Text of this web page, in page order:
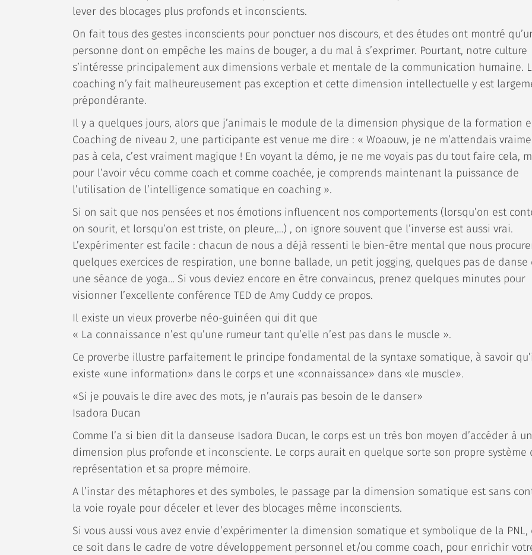
lever des blocages plus profonds et inconscients.
On fait tous des gestes inconscients pour ponctuer nos discours, et des études ont montré
personne dont on empêche les mains de bouger, a du mal à s’exprimer. Pourtant, notre culture
s’intéresse principalement aux dimensions verbale et mentale de la communication humaine.
coaching n’y fait malheureusement pas exception et cette dimension intellectuelle y est
prépondérante.
Il y a quelques jours, alors que j’animais le module de la dimension physique de la formation
Coaching de niveau 2, une participante est venue me dire : « Woaouw, je ne m’attendais
pas à cela, c’est vraiment magique ! En voyant la démo, je ne me voyais pas du tout faire cela,
pour l’avoir vécu comme coach et comme coachée, je comprends maintenant la puissance de
l’utilisation de l’intelligence somatique en coaching ».
Si on sait que nos pensées et nos émotions influencent nos comportements (lorsqu’on est
on sourit, et lorsqu’on est triste, on pleure,…) , on ignore souvent que l’inverse est aussi vrai.
L’expérimenter est facile : chacun de nous a déjà ressenti le bien-être mental que nous
quelques exercices de respiration, une bonne ballade, un petit jogging, quelques pas de danse
une séance de yoga… Si vous deviez encore en être convaincus, prenez quelques minutes pour
visionner l’excellente conférence TED de Amy Cuddy ce propos.
Il existe un vieux proverbe néo-guinéen qui dit que
« La connaissance n’est qu’une rumeur tant qu’elle n’est pas dans le muscle ».
Ce proverbe illustre parfaitement le principe fondamental de la syntaxe somatique, à savoir
existe «une information» dans le corps et une «connaissance» dans «le muscle».
«Si je pouvais le dire avec des mots, je n’aurais pas besoin de le danser»
Isadora Ducan
Comme l’a si bien dit la danseuse Isadora Ducan, le corps est un très bon moyen d’accéder à
dimension plus profonde et inconsciente. Le corps aurait en quelque sorte son propre système
représentation et sa propre mémoire.
A l’instar des métaphores et des symboles, le passage par la dimension somatique est sans
la voie royale pour déceler et lever des blocages même inconscients.
Si vous aussi vous avez envie d’expérimenter la dimension somatique et symbolique de la PNL,
ce soit dans le cadre de votre développement personnel et/ou comme coach, pour enrichir